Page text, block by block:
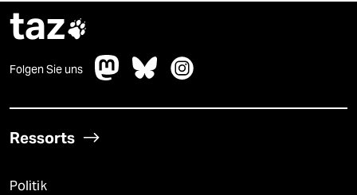
taz
Folgen Sie uns
Ressorts
Politik